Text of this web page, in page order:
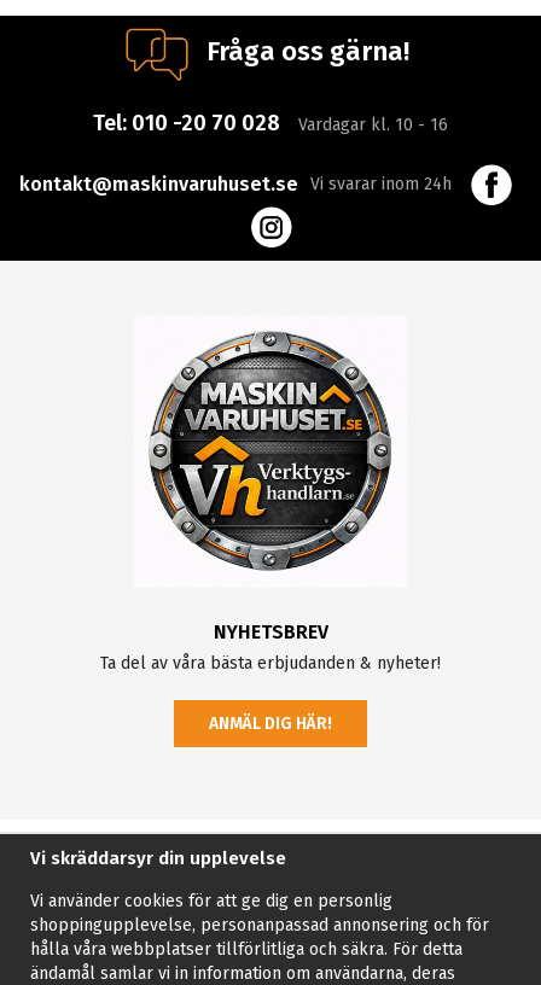
Fråga oss gärna!
Tel: 010 -20 70 028 Vardagar kl. 10 - 16
kontakt@maskinvaruhuset.se Vi svarar inom 24h
NYHETSBREV
Ta del av våra bästa erbjudanden & nyheter!
ANMÄL DIG HÄR!
Vi skräddarsyr din upplevelse
Vi använder cookies för att ge dig en personlig
shoppingupplevelse, personanpassad annonsering och för
hålla våra webbplatser tillförlitliga och säkra. För detta
ändamål samlar vi in information om användarna, deras